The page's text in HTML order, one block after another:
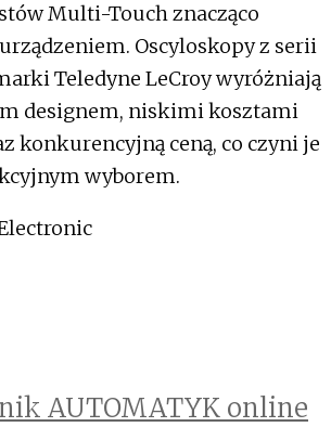
Multi-Touch znacząco
Oscyloskopy z serii
Teledyne LeCroy wyróżniają
designem, niskimi kosztami
konkurencyjną ceną, co czyni je
wyborem.
AUTOMATYK online